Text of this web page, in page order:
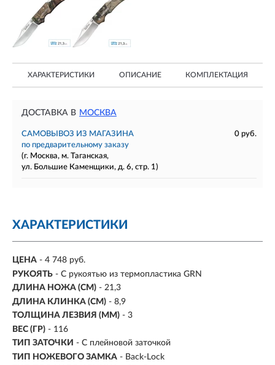
ХАРАКТЕРИСТИКИ ОПИСАНИЕ КОМПЛЕКТАЦИЯ
ДОСТАВКА В МОСКВА
САМОВЫВОЗ ИЗ МАГАЗИНА
0 руб.
по предварительному заказу
(г. Москва, м. Таганская,
ул. Большие Каменщики, д. 6, стр. 1)
ХАРАКТЕРИСТИКИ
ЦЕНА - 4 748 руб.
РУКОЯТЬ - С рукоятью из термопластика GRN
ДЛИНА НОЖА (СМ) - 21,3
ДЛИНА КЛИНКА (СМ) - 8,9
ТОЛЩИНА ЛЕЗВИЯ (ММ) - 3
ВЕС (ГР) - 116
ТИП ЗАТОЧКИ - С плейновой заточкой
ТИП НОЖЕВОГО ЗАМКА - Back-Lock